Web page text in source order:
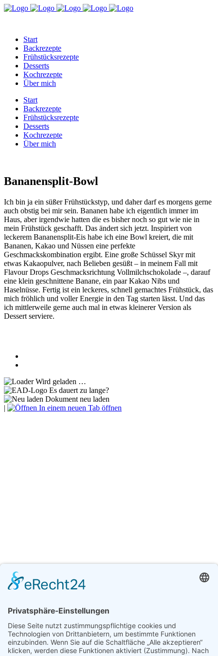
Start
Backrezepte
Frühstücksrezepte
Desserts
Kochrezepte
Über mich
Start
Backrezepte
Frühstücksrezepte
Desserts
Kochrezepte
Über mich
Bananensplit-Bowl
Ich bin ja ein süßer Frühstückstyp, und daher darf es morgens gerne
auch obstig bei mir sein. Bananen habe ich eigentlich immer im
Haus, aber irgendwie hatten die es bisher noch so gut wie nie in
mein Frühstück geschafft. Das ändert sich jetzt. Inspiriert von
leckerem Bananensplit-Eis habe ich eine Bowl kreiert, die mit
Bananen, Kakao und Nüssen eine perfekte
Geschmackskombination ergibt. Eine große Schüssel Skyr mit
etwas Kakaopulver, nach Belieben gesüßt – in meinem Fall mit
Flavour Drops Geschmacksrichtung Vollmilchschokolade –, darauf
eine klein geschnittene Banane, ein paar Kakao Nibs und
Haselnüsse. Fertig ist ein leckeres, schnell gemachtes Frühstück, das
mich fröhlich und voller Energie in den Tag starten lässt. Und das
ich mittlerweile gerne auch mal in etwas kleinerer Version als
Dessert serviere.
Wird geladen …
Es dauert zu lange?
Dokument neu laden
|
In einem neuen Tab öffnen
Download [60.28 KB]
Frowinias Küche